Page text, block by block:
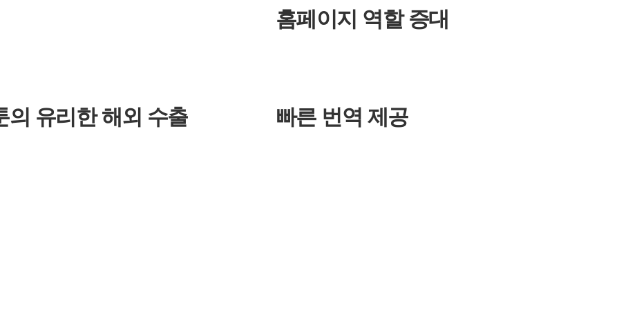
홈페이지 역할 증대
의 유리한 해외 수출 빠른 번역 제공